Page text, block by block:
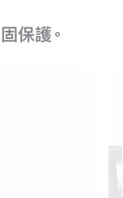
保護。